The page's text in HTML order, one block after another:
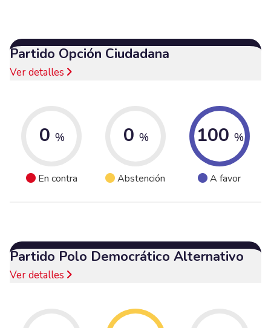
Partido Opción Ciudadana
Ver detalles
0 %
En contra
0 %
Abstención
100 %
A favor
Partido Polo Democrático Alternativo
Ver detalles